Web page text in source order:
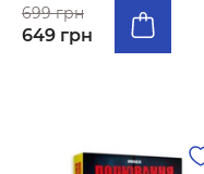
699 грн
649 грн